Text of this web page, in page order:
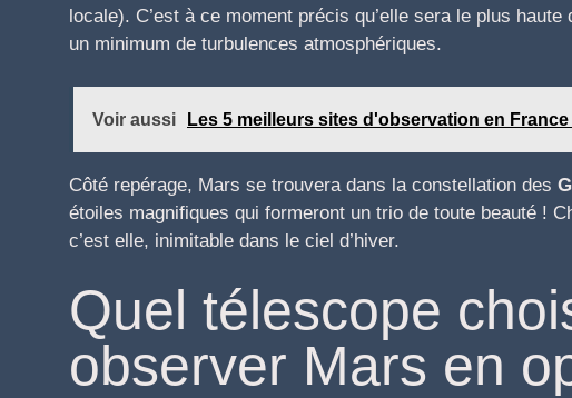
locale). C’est à ce moment précis qu’elle sera le plus
un minimum de turbulences atmosphériques.
Voir aussi Les 5 meilleurs sites d'observation en
Côté repérage, Mars se trouvera dans la constellation des
étoiles magnifiques qui formeront un trio de toute beauté !
c’est elle, inimitable dans le ciel d’hiver.
Quel télescope
observer Mars en